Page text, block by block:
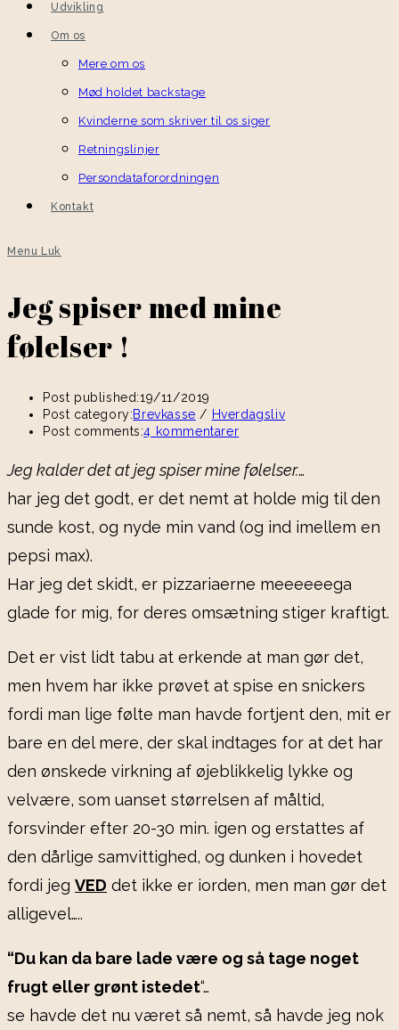
Udvikling
Om os
Mere om os
Mød holdet backstage
Kvinderne som skriver til os siger
Retningslinjer
Persondataforordningen
Kontakt
Menu Luk
Jeg spiser med mine
følelser !
Post published:19/11/2019
Post category:Brevkasse / Hverdagsliv
Post comments:4 kommentarer
Jeg kalder det at jeg spiser mine følelser.…
har jeg det godt, er det nemt at holde mig til den
sunde kost, og nyde min vand (og ind imellem en
pepsi max).
Har jeg det skidt, er pizzariaerne meeeeeega
glade for mig, for deres omsætning stiger kraftigt.
Det er vist lidt tabu at erkende at man gør det,
men hvem har ikke prøvet at spise en snickers
fordi man lige følte man havde fortjent den, mit er
bare en del mere, der skal indtages for at det har
den ønskede virkning af øjeblikkelig lykke og
velvære, som uanset størrelsen af måltid,
forsvinder efter 20-30 min. igen og erstattes af
den dårlige samvittighed, og dunken i hovedet
fordi jeg VED det ikke er iorden, men man gør det
alligevel…..
“Du kan da bare lade være og så tage noget
frugt eller grønt istedet“…
se havde det nu været så nemt, så havde jeg nok